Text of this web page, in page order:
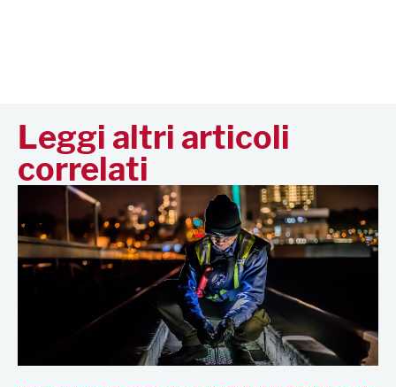
Leggi altri articoli
correlati